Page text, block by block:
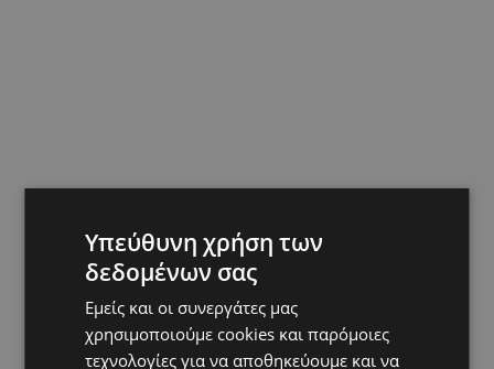
Hot this week
UPDATES
ΛΑΤΣΙΑ-ΓΕΡΙ: Στο επίκεντρο η δημιουργία δομών για
ασυνόδευτους ανήλικους – Αντιδρά ο Δήμος,
στηρίζει υπό προϋποθέσεις το Κίνημα Οικολόγων
Υπεύθυνη χρήση των
δεδομένων σας
Εμείς και οι συνεργάτες μας
χρησιμοποιούμε cookies και παρόμοιες
τεχνολογίες για να αποθηκεύουμε και να